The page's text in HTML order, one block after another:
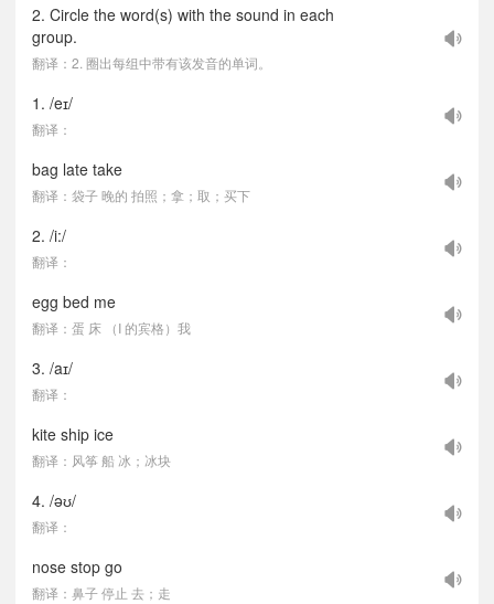
2. Circle the word(s) with the sound in each
group.
翻译：2. 圈出每组中带有该发音的单词。
1. /eɪ/
翻译：
bag late take
翻译：袋子 晚的 拍照；拿；取；买下
2. /i:/
翻译：
egg bed me
翻译：蛋 床 （I 的宾格）我
3. /aɪ/
翻译：
kite ship ice
翻译：风筝 船 冰；冰块
4. /əʊ/
翻译：
nose stop go
翻译：鼻子 停止 去；走